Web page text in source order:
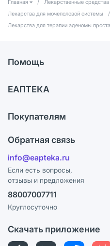
Главная / Лекарственные средства
Лекарства для мочеполовой системы
/
Лекарства для терапии аденомы
Помощь
Самовывоз из аптек
Ответы на вопросы
Блог
ЕАПТЕКА
Карьера
Поставщики
Лицензия
Реклама на сайте
Ваши товары на ЕАПТЕКЕ
Покупателям
Программа СберСпасибо
Политика
Пользовательское
Политика рекомендаций
Этика и соответствие
Обратная связь
info@eapteka.ru
Если есть вопросы,
отзывы и предложения
88007007711
Круглосуточно
Скачать приложение